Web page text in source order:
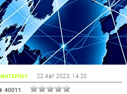
ИНТЕРНЕТ 22 Авг 2023 , 14:20
40011